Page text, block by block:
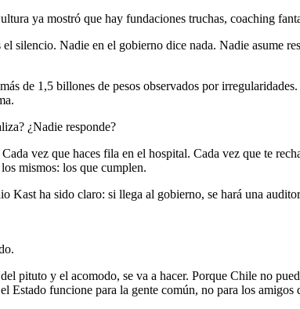
ya mostró que hay fundaciones truchas, coaching
silencio. Nadie en el gobierno dice nada. Nadie asume
de 1,5 billones de pesos observados por
¿Nadie responde?
vez que haces fila en el hospital. Cada vez que te
mismos: los que cumplen.
Kast ha sido claro: si llega al gobierno, se hará una
pituto y el acomodo, se va a hacer. Porque Chile no
Estado funcione para la gente común, no para los amigos